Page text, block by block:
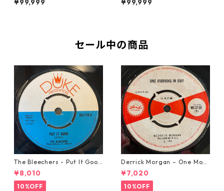
¥99,999 ¥99,999
セール中の商品
The Bleechers - Put It Good
【7-21637】
¥8,010
10%OFF
Derrick Morgan – One Morn
ing In May【7-21653】
¥7,020
10%OFF